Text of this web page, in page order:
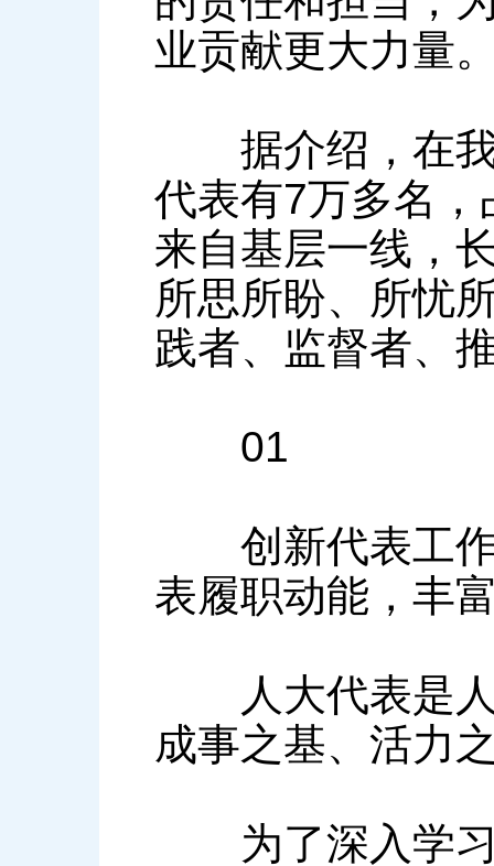
业贡献更大力量
据介绍，在我
代表有7万多名
来自基层一线，
所思所盼、所忧
践者、监督者、
01
创新代表工作
表履职动能，丰
人大代表是人
成事之基、活力
为了深入学习